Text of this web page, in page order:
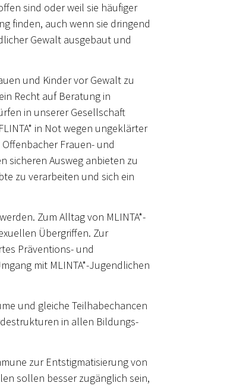
sind oder weil sie häufiger
finden, auch wenn sie dringend
Gewalt ausgebaut und
und Kinder vor Gewalt zu
Recht auf Beratung in
in unserer Gesellschaft
in Not wegen ungeklärter
Frauen- und
sicheren Ausweg anbieten zu
zu verarbeiten und sich ein
Zum Alltag von MLINTA*-
Übergriffen. Zur
Präventions- und
mit MLINTA*-Jugendlichen
und gleiche Teilhabechancen
in allen Bildungs-
zur Entstigmatisierung von
sollen besser zugänglich sein,